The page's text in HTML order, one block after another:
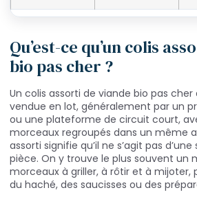
Qu’est-ce qu’un colis
bio pas cher ?
Un colis assorti de viande bio pas
vendue en lot, généralement par un
ou une plateforme de circuit court,
morceaux regroupés dans un même
assorti signifie qu’il ne s’agit pas
pièce. On y trouve le plus souvent un
morceaux à griller, à rôtir et à
du haché, des saucisses ou des